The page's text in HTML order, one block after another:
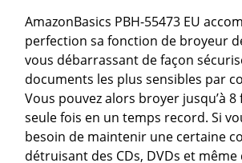
AmazonBasics PBH-55473 EU
perfection sa fonction de broyeur
vous débarrassant de façon
documents les plus sensibles par
Vous pouvez alors broyer jusqu’à
seule fois en un temps record. Si
besoin de maintenir une certaine
détruisant des CDs, DVDs et même